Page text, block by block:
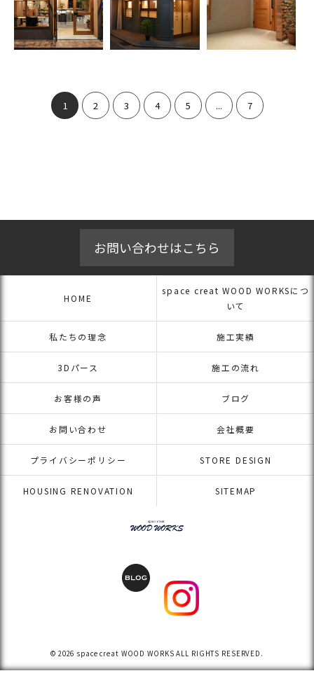
1 2 3 4 5 ... 7
お問い合わせはこちら
HOME
space creat WOOD WORKSにつ
いて
私たちの理念 施工実績
3Dパース 施工の流れ
お客様の声 ブログ
お問い合わせ 会社概要
プライバシーポリシー STORE DESIGN
HOUSING RENOVATION SITEMAP
© 2026 space creat WOOD WORKS ALL RIGHTS RESERVED.